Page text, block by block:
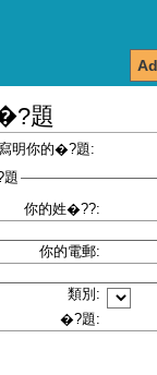
題
明你的�?題:
你的姓�??:
你的電郵:
類別:
�?題: